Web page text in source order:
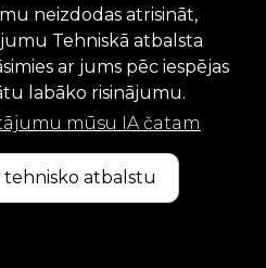
neizdodas atrisināt,
Tehniskā atbalsta
ar jums pēc iespējas
labāko risinājumu.
mūsu IA čatam
tehnisko atbalstu